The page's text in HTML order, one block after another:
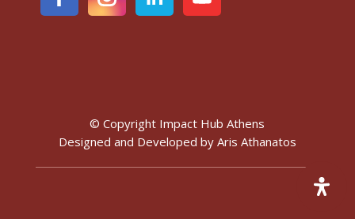
© Copyright Impact Hub Athens
Designed and Developed by Aris Athanatos